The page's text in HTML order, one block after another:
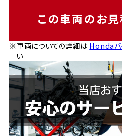
この車両のお見
※車両についての詳細は Hondaバ
い
ホンダドリーム 川崎
ホンダドリーム 横浜
千葉県
兵庫県
ホンダドリーム 神戸
ホンダドリーム 尼崎
ホンダドリーム 姫路
ホンダドリーム 西宮